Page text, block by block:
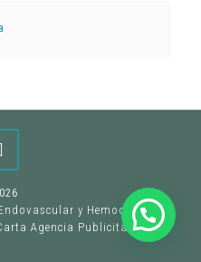
y Hemodinamia
Agencia Publicitaria